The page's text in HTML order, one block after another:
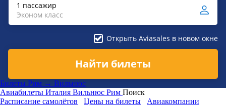
1 пассажир
Эконом класс
Открыть Aviasales в новом окне
Найти билеты
Билеты Рим → Вильнюс
Авиабилеты Италия Вильнюс Рим Поиск
Расписание самолётов
Цены на билеты Авиакомпании